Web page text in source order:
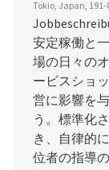
Tokio, Japan, 191-
安定稼働と
場の日々の
ービスショ
営に影響を
う。標準化
き、自律的
位者の指導